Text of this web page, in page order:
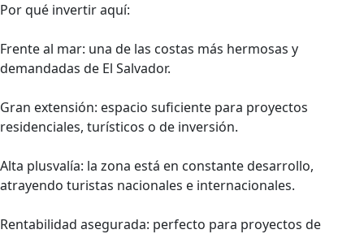
Por qué invertir aquí:
Frente al mar: una de las costas más hermosas y
demandadas de El Salvador.
Gran extensión: espacio suficiente para proyectos
residenciales, turísticos o de inversión.
Alta plusvalía: la zona está en constante desarrollo,
atrayendo turistas nacionales e internacionales.
Rentabilidad asegurada: perfecto para proyectos de